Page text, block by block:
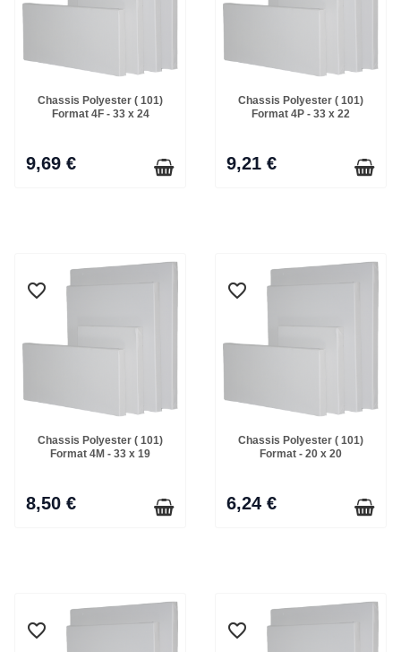
Chassis Polyester ( 101)
Format 4F - 33 x 24
9,69 €
Chassis Polyester ( 101)
Format 4P - 33 x 22
9,21 €
favorite_border
favorite_border
Chassis Polyester ( 101)
Format 4M - 33 x 19
8,50 €
favorite_border
favorite_border
Chassis Polyester ( 101)
Format - 20 x 20
6,24 €
favorite_border
favorite_border favorite_border
favorite_border